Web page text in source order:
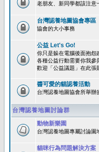
老朋友、新同學都該注意
台灣認養地圖協會專區
協會的大小事務
公益 Let's Go!
你只是躲在電腦後面抱怨
各種公益行動需要你我參
歡迎「公益議題」在此張
醬可愛的貓認養活動
台灣認養地圖協會所舉辦
台灣認養地圖討論群
動物新樂園
台灣認養地圖專屬討論園
貓咪行為問題解決方案